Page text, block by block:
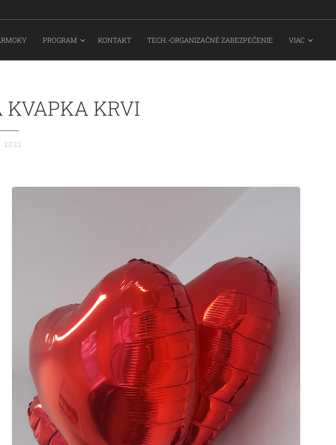
PROGRAM KONTAKT TECH.-ORGANIZAČNÉ ZABEZPEČENIE VIAC
KRVI